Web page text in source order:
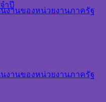
งานของหน่วยงานภาครัฐ
ำปี
งานของหน่วยงานภาครัฐ